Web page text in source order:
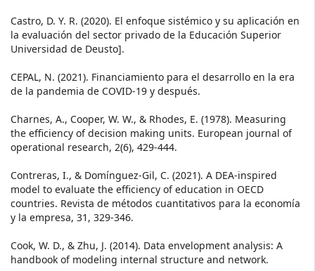
Castro, D. Y. R. (2020). El enfoque sistémico y su aplicación en
la evaluación del sector privado de la Educación Superior
Universidad de Deusto].
CEPAL, N. (2021). Financiamiento para el desarrollo en la era
de la pandemia de COVID-19 y después.
Charnes, A., Cooper, W. W., & Rhodes, E. (1978). Measuring
the efficiency of decision making units. European journal of
operational research, 2(6), 429-444.
Contreras, I., & Domínguez-Gil, C. (2021). A DEA-inspired
model to evaluate the efficiency of education in OECD
countries. Revista de métodos cuantitativos para la economía
y la empresa, 31, 329-346.
Cook, W. D., & Zhu, J. (2014). Data envelopment analysis: A
handbook of modeling internal structure and network.